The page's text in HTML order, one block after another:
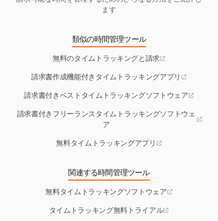
ます
類似の時間管理ツール
無料のタイムトラッキングと請求
請求書作成機能付きタイムトラッキングアプリ
請求書付きベストタイムトラッキングソフトウェア
請求書付きフリーランスタイムトラッキングソフトウェ
ア
無料タイムトラッキングアプリ
関連する時間管理ツール
無料タイムトラッキングソフトウェア
タイムトラッキング無料トライアル